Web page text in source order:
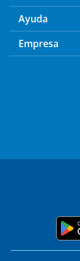
Ayuda
Empresa